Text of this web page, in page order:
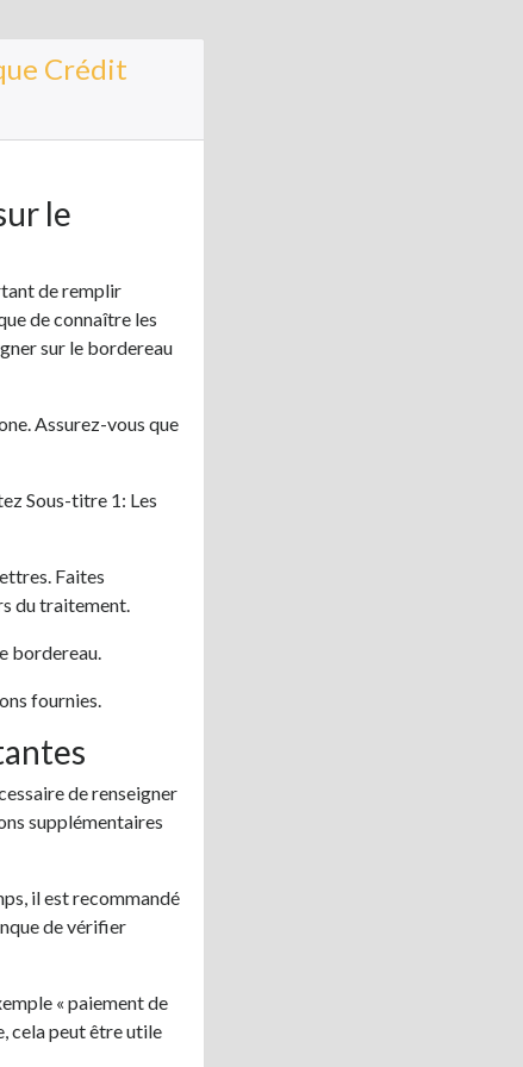
Crédit
le
de remplir
de connaître les
sur le bordereau
Assurez-vous que
Sous-titre 1: Les
Faites
du traitement.
bordereau.
fournies.
de renseigner
supplémentaires
il est recommandé
de vérifier
« paiement de
cela peut être utile